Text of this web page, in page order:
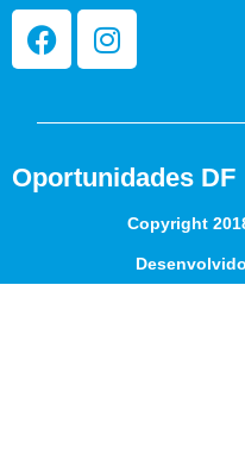
Oportunidades DF
Copyright